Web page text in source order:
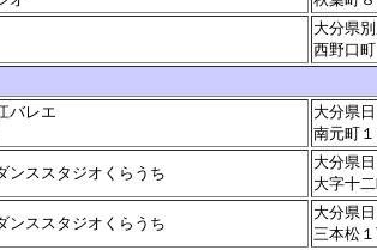
大分県
西野口
バレエ
大分県
南元町
ンススタジオくらうち
大分県
大字十
ンススタジオくらうち
大分県
三本松